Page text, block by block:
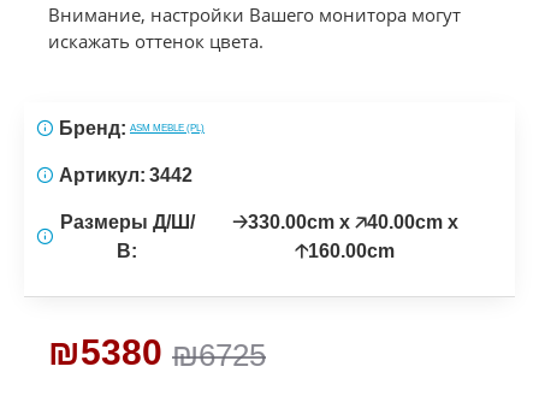
Внимание, настройки Вашего монитора могут
искажать оттенок цвета.
₪6725
₪5380
Бренд: ASM MEBLE (PL)
Артикул: 3442
Размеры Д/Ш/
В:
🡢330.00cm x 🡥40.00cm x
🡡160.00cm